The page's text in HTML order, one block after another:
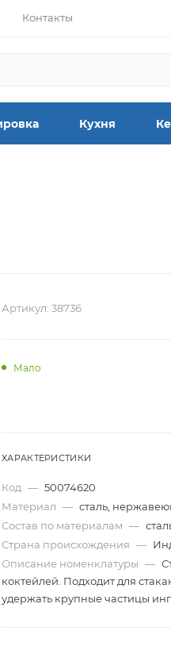
Контакты
Кухня
Артикул: 38736
Мало
ХАРАКТЕРИСТИКИ
Код — 50074620
Материал — сталь,
Состав по материалам —
Страна происхождения —
Описание номенклатуры —
коктейлей. Подходит для
удержать крупные частицы